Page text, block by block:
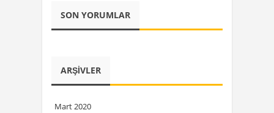
SON YORUMLAR
ARŞIVLER
Mart 2020